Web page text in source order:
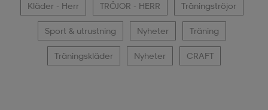
Kläder - Herr TRÖJOR - HERR Träningströjor
Sport & utrustning Nyheter Träning
Träningskläder Nyheter CRAFT